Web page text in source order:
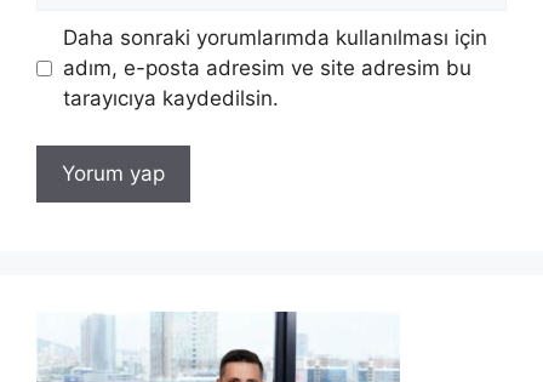
Daha sonraki yorumlarımda kullanılması için
adım, e-posta adresim ve site adresim bu
tarayıcıya kaydedilsin.